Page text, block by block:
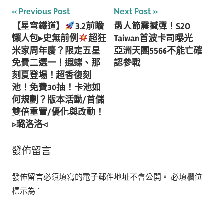
文
章
導
覽
Previous Post
【星穹鐵道】
3.2前瞻
懶人包▸史無前例
超狂
米家周年慶？限定五星
免費二選一！遐蝶、那
刻夏登場！超香復刻
池！免費30抽！卡池如
何規劃？版本活動/首儲
雙倍重置/優化與改動！
▹璐洛洛◃
Next Post
愚人節震撼彈！S2O
Taiwan首波卡司曝光
亞洲天團5566不能亡確
認參戰
發佈留言
發佈留言必須填寫的電子郵件地址不會公開。 必填欄位
標示為 *